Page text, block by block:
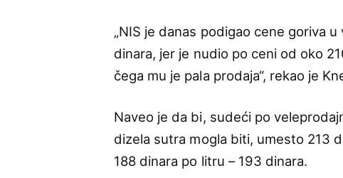
„NIS je danas podigao cene goriva
dinara, jer je nudio po ceni od oko
čega mu je pala prodaja“, rekao je
Naveo je da bi, sudeći po
dizela sutra mogla biti, umesto 213
188 dinara po litru – 193 dinara.